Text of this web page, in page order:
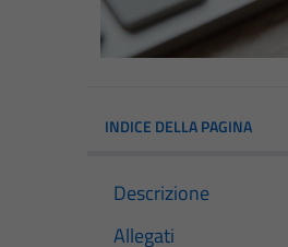
INDICE DELLA PAGINA
Descrizione
Allegati